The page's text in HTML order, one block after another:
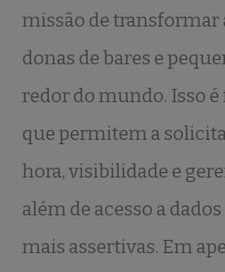
missão de transformar
donas de bares e
redor do mundo. Isso
que permitem a
hora, visibilidade e
além de acesso a
mais assertivas. Em